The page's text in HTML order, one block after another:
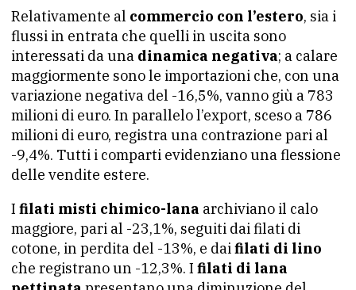
Relativamente al commercio con l’estero, sia i
flussi in entrata che quelli in uscita sono
interessati da una dinamica negativa; a calare
maggiormente sono le importazioni che, con una
variazione negativa del -16,5%, vanno giù a 783
milioni di euro. In parallelo l’export, sceso a 786
milioni di euro, registra una contrazione pari al
-9,4%. Tutti i comparti evidenziano una flessione
delle vendite estere.
I filati misti chimico-lana archiviano il calo
maggiore, pari al -23,1%, seguiti daifilati di
cotone, in perdita del -13%, e daifilati di lino
che registrano un -12,3%. I filati di lana